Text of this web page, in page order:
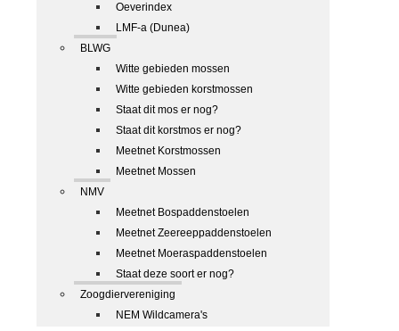
Oeverindex
LMF-a (Dunea)
BLWG
Witte gebieden mossen
Witte gebieden korstmossen
Staat dit mos er nog?
Staat dit korstmos er nog?
Meetnet Korstmossen
Meetnet Mossen
NMV
Meetnet Bospaddenstoelen
Meetnet Zeereeppaddenstoelen
Meetnet Moeraspaddenstoelen
Staat deze soort er nog?
Zoogdiervereniging
NEM Wildcamera's